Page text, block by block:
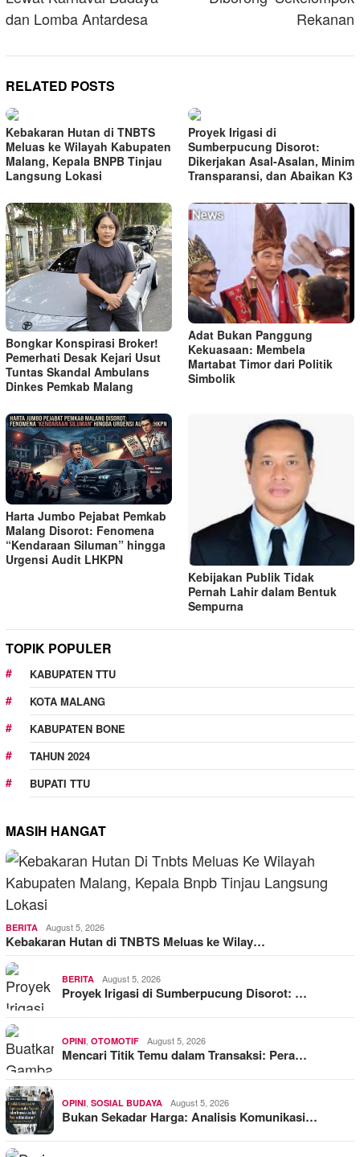
dan Lomba Antardesa
Rekanan
RELATED POSTS
Kebakaran Hutan di TNBTS
Meluas ke Wilayah Kabupaten
Malang, Kepala BNPB Tinjau
Langsung Lokasi
Proyek Irigasi di
Sumberpucung Disorot:
Dikerjakan Asal-Asalan, Minim
Transparansi, dan Abaikan K3
Bongkar Konspirasi Broker!
Pemerhati Desak Kejari Usut
Tuntas Skandal Ambulans
Dinkes Pemkab Malang
Adat Bukan Panggung
Kekuasaan: Membela
Martabat Timor dari Politik
Simbolik
Harta Jumbo Pejabat Pemkab
Malang Disorot: Fenomena
“Kendaraan Siluman” hingga
Urgensi Audit LHKPN
Kebijakan Publik Tidak
Pernah Lahir dalam Bentuk
Sempurna
TOPIK POPULER
KABUPATEN TTU
KOTA MALANG
KABUPATEN BONE
TAHUN 2024
BUPATI TTU
MASIH HANGAT
BERITA August 5, 2026
Kebakaran Hutan di TNBTS Meluas ke Wilay…
BERITA August 5, 2026
Proyek Irigasi di Sumberpucung Disorot: …
OPINI, OTOMOTIF August 5, 2026
Mencari Titik Temu dalam Transaksi: Pera…
OPINI, SOSIAL BUDAYA August 5, 2026
Bukan Sekadar Harga: Analisis Komunikasi…